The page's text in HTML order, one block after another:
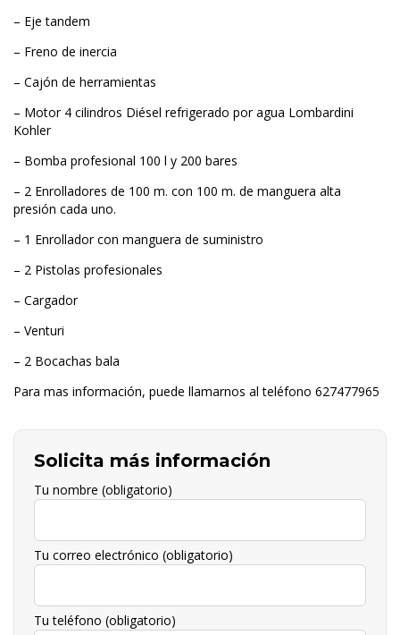
– Eje tandem
– Freno de inercia
– Cajón de herramientas
– Motor 4 cilindros Diésel refrigerado por agua Lombardini
Kohler
– Bomba profesional 100 l y 200 bares
– 2 Enrolladores de 100 m. con 100 m. de manguera alta
presión cada uno.
– 1 Enrollador con manguera de suministro
– 2 Pistolas profesionales
– Cargador
– Venturi
– 2 Bocachas bala
Para mas información, puede llamarnos al teléfono 627477965
Solicita más información
Tu nombre (obligatorio)
Tu correo electrónico (obligatorio)
Tu teléfono (obligatorio)